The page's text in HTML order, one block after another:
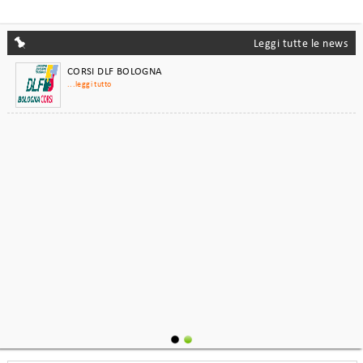
Leggi tutte le news
...leggi tutto
CORSI DLF BOLOGNA
...leggi tutto